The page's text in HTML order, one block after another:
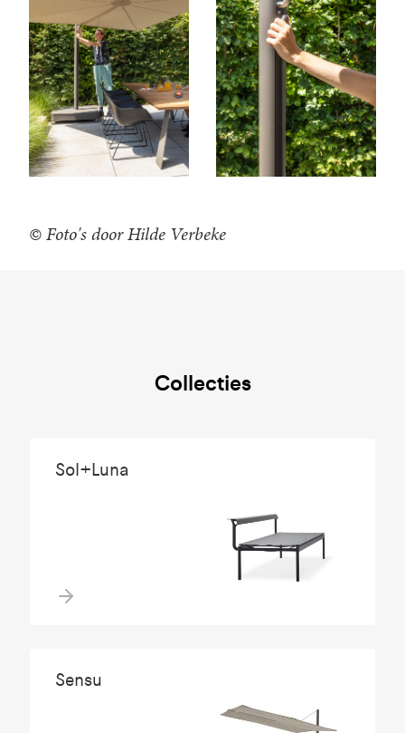
© Foto's door Hilde Verbeke
Collecties
Sol+Luna
Sensu